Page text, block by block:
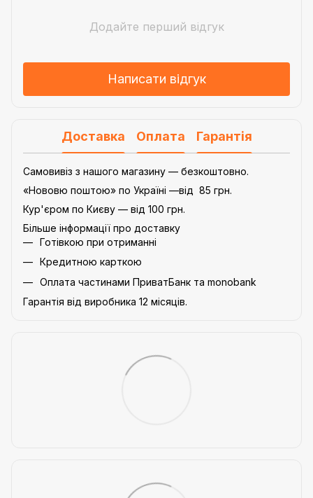
Додайте перший відгук
Написати відгук
Доставка Оплата Гарантія
Самовивіз з нашого магазину — безкоштовно.
«Нововю поштою» по Україні —від 85 грн.
Кур'єром по Києву — від 100 грн.
Більше інформації про доставку
Готівкою при отриманні
Кредитною карткою
Оплата частинами ПриватБанк та monobank
Гарантія від виробника 12 місяців.